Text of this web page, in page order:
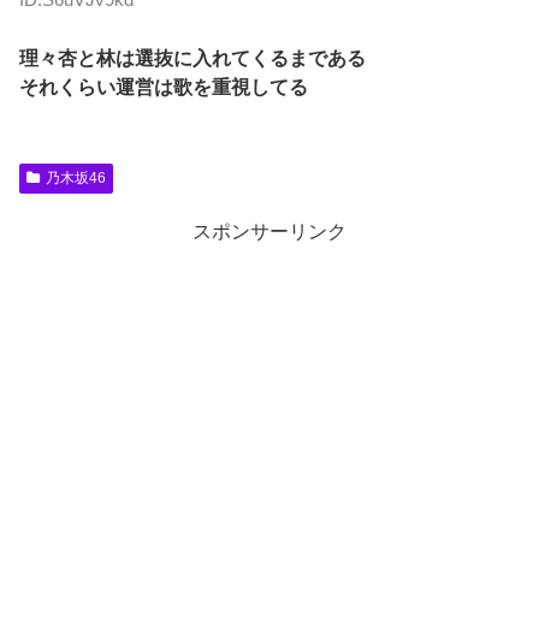
理々杏と林は選抜に入れてくるまである
それくらい運営は歌を重視してる
乃木坂46
スポンサーリンク